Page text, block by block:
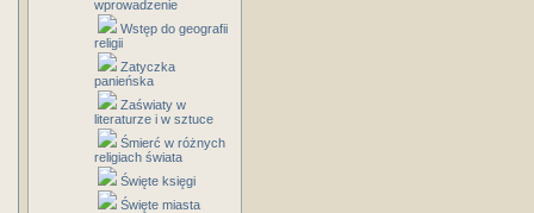
wprowadzenie
Wstęp do geografii
religii
Zatyczka
panieńska
Zaświaty w
literaturze i w sztuce
Śmierć w różnych
religiach świata
Święte księgi
Święte miasta